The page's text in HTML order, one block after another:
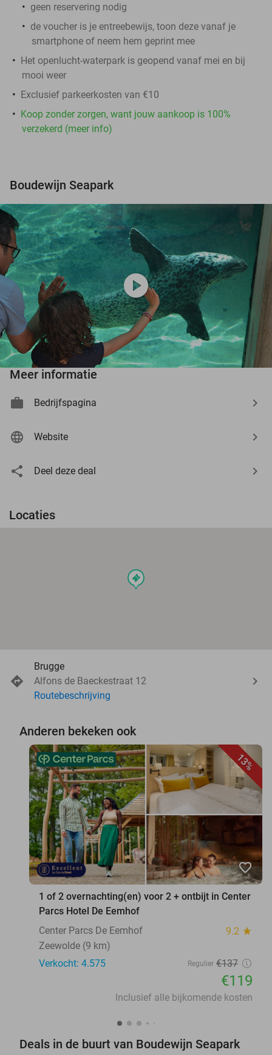
geen reservering nodig
de voucher is je entreebewijs, toon deze vanaf je
smartphone of neem hem geprint mee
Het openlucht-waterpark is geopend vanaf mei en bij
mooi weer
Exclusief parkeerkosten van €10
Koop zonder zorgen, want jouw aankoop is 100%
verzekerd (meer info)
Boudewijn Seapark
play_circle
Meer informatie
Bedrijfspagina
Website
Deel deze deal
Locaties
events
Brugge
Alfons de Baeckestraat 12
Routebeschrijving
Anderen bekeken ook
13%
favorite_border
1 of 2 overnachting(en) voor 2 + ontbijt in Center
Parcs Hotel De Eemhof
Center Parcs De Eemhof
9.2 star
Zeewolde (9 km)
Verkocht: 4.575
Regulier €137
€119
Inclusief alle bijkomende kosten
Deals in de buurt van Boudewijn Seapark